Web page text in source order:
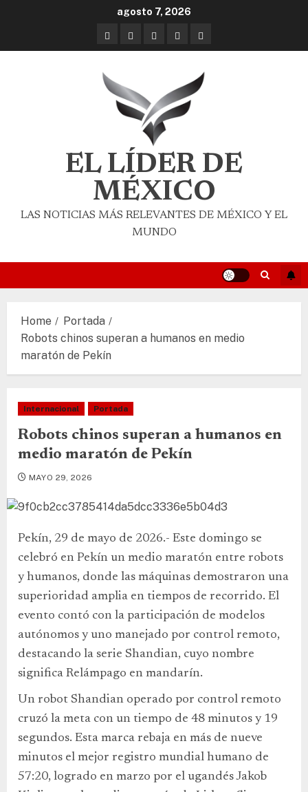
agosto 7, 2026
EL LÍDER DE
MÉXICO
LAS NOTICIAS MÁS RELEVANTES DE MÉXICO Y EL
MUNDO
Home
Portada
Robots chinos superan a humanos en medio
maratón de Pekín
Internacional Portada
Robots chinos superan a humanos en
medio maratón de Pekín
MAYO 29, 2026
Pekín, 29 de mayo de 2026.- Este domingo se
celebró en Pekín un medio maratón entre robots
y humanos, donde las máquinas demostraron una
superioridad amplia en tiempos de recorrido. El
evento contó con la participación de modelos
autónomos y uno manejado por control remoto,
destacando la serie Shandian, cuyo nombre
significa Relámpago en mandarín.
Un robot Shandian operado por control remoto
cruzó la meta con un tiempo de 48 minutos y 19
segundos. Esta marca rebaja en más de nueve
minutos el mejor registro mundial humano de
57:20, logrado en marzo por el ugandés Jakob